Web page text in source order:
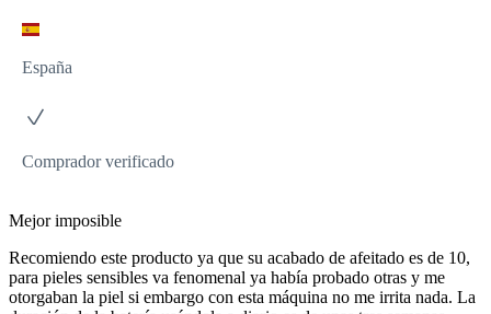
España
Comprador verificado
Mejor imposible
Recomiendo este producto ya que su acabado de afeitado es de 10,
para pieles sensibles va fenomenal ya había probado otras y me
otorgaban la piel si embargo con esta máquina no me irrita nada. La